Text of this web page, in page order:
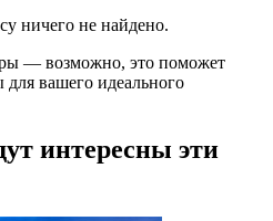
ничего не найдено.
— возможно, это поможет
вашего идеального
интересны эти